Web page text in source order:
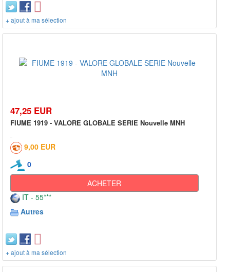
+ ajout à ma sélection
47,25 EUR
FIUME 1919 - VALORE GLOBALE SERIE Nouvelle MNH
9,00 EUR
0
ACHETER
IT - 55***
Autres
+ ajout à ma sélection